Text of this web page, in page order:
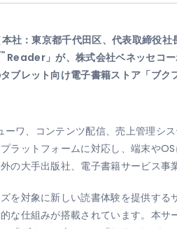
社：東京都千代田区、代表取締役
™Reader」が、株式会社ベネッセコー
ブレット向け電子書籍ストア「ブ
ーワ、コンテンツ配信、売上管理
ラットフォームに対応し、端末や
の大手出版社、電子書籍サービス事
を対象に新しい読書体験を提供す
な仕組みが搭載されています。本